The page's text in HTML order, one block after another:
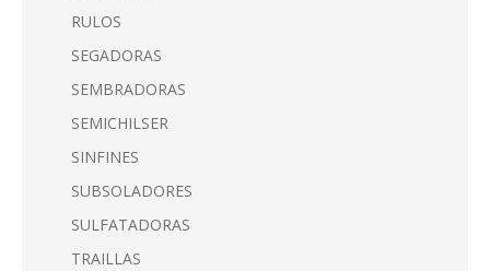
RULOS
SEGADORAS
SEMBRADORAS
SEMICHILSER
SINFINES
SUBSOLADORES
SULFATADORAS
TRAILLAS